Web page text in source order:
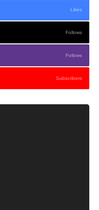
Likes
Follows
Follows
Subscribers